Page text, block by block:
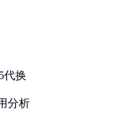
代换
分析